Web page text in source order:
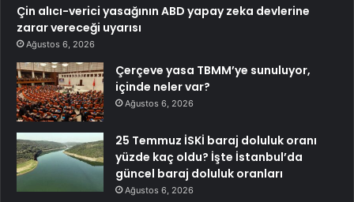
Çin alıcı-verici yasağının ABD yapay zeka devlerine
zarar vereceği uyarısı
Ağustos 6, 2026
Çerçeve yasa TBMM’ye sunuluyor,
içinde neler var?
Ağustos 6, 2026
25 Temmuz İSKİ baraj doluluk oranı
yüzde kaç oldu? İşte İstanbul’da
güncel baraj doluluk oranları
Ağustos 6, 2026